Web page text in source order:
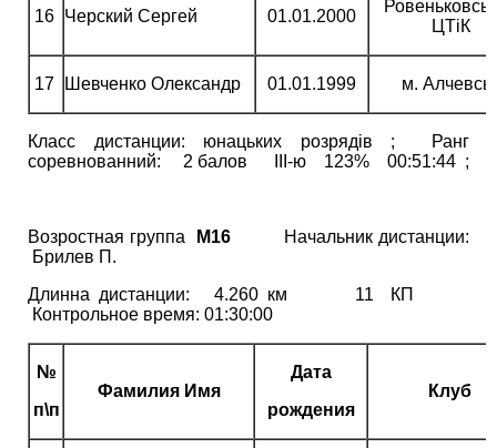
16 Черский Сергей 01.01.2000
ЦТіК
17 Шевченко Олександр 01.01.1999 м.
Класс дистанции: юнацьких розрядів ; Ранг
соревнованний: 2 балов ІІІ-ю 123% 00:51:44 ;
Возростная группа М16
Начальник дистанции:
Брилев П.
Длинна дистанции: 4.260 км 11 КП
Контрольное время: 01:30:00
№
п\п
Фамилия Имя
Дата
рождения
Клуб